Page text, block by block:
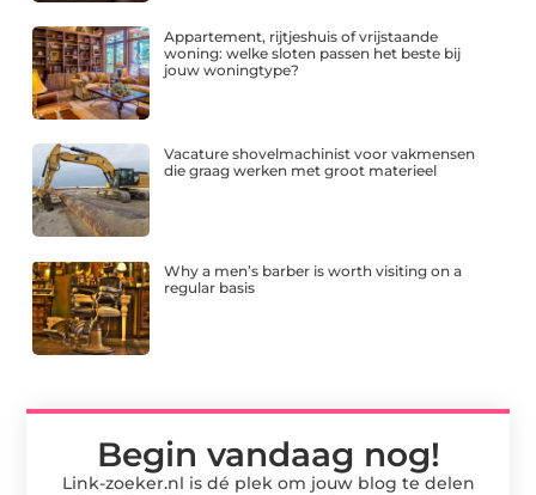
Appartement, rijtjeshuis of vrijstaande
woning: welke sloten passen het beste bij
jouw woningtype?
Vacature shovelmachinist voor vakmensen
die graag werken met groot materieel
Why a men’s barber is worth visiting on a
regular basis
Begin vandaag nog!
Link-zoeker.nl is dé plek om jouw blog te delen